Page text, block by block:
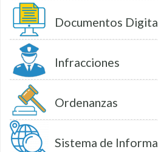
Documentos
Infracciones
Ordenanzas
Sistema de